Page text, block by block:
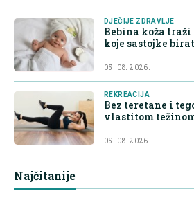
DJEČIJE ZDRAVLJE
Bebina koža traži
koje sastojke
05. 08. 2026.
REKREACIJA
Bez teretane i
vlastitom
05. 08. 2026.
Najčitanije